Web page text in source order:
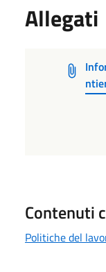
Allegati
Contenuti
Politiche del